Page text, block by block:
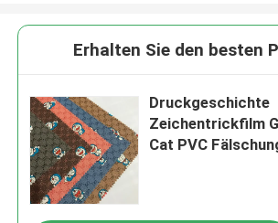
Erhalten Sie den besten
Druckgeschichte
Zeichentrickfilm
Cat PVC